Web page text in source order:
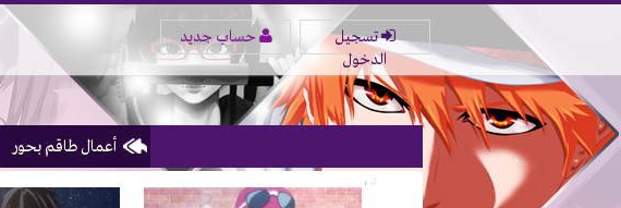
تسجيل
الدخول
حساب جديد
أعمال طاقم بحور